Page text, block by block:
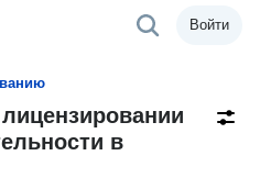
Войти
в